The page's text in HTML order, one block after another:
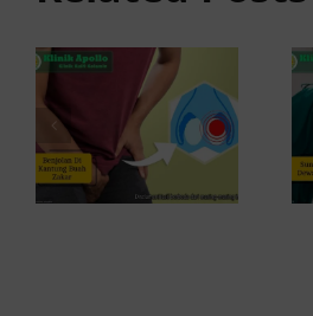
Buah
Zakar, Ini
Fakta
Medisnya